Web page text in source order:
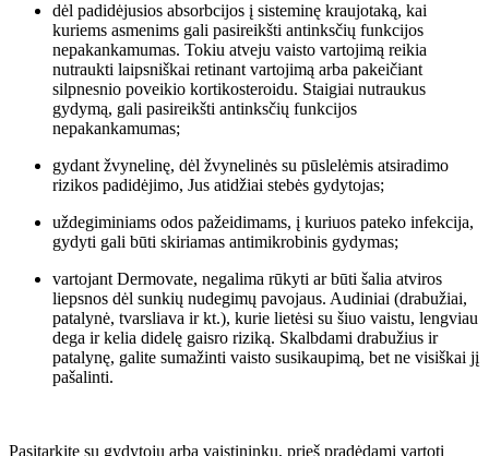
dėl padidėjusios absorbcijos į sisteminę kraujotaką, kai
kuriems asmenims gali pasireikšti antinksčių funkcijos
nepakankamumas. Tokiu atveju vaisto vartojimą reikia
nutraukti laipsniškai retinant vartojimą arba pakeičiant
silpnesnio poveikio kortikosteroidu. Staigiai nutraukus
gydymą, gali pasireikšti antinksčių funkcijos
nepakankamumas;
gydant žvynelinę, dėl žvynelinės su pūslelėmis atsiradimo
rizikos padidėjimo, Jus atidžiai stebės gydytojas;
uždegiminiams odos pažeidimams, į kuriuos pateko infekcija,
gydyti gali būti skiriamas antimikrobinis gydymas;
vartojant Dermovate, negalima rūkyti ar būti šalia atviros
liepsnos dėl sunkių nudegimų pavojaus. Audiniai (drabužiai,
patalynė, tvarsliava ir kt.), kurie lietėsi su šiuo vaistu, lengviau
dega ir kelia didelę gaisro riziką. Skalbdami drabužius ir
patalynę, galite sumažinti vaisto susikaupimą, bet ne visiškai jį
pašalinti.
Pasitarkite su gydytoju arba vaistininku, prieš pradėdami vartoti